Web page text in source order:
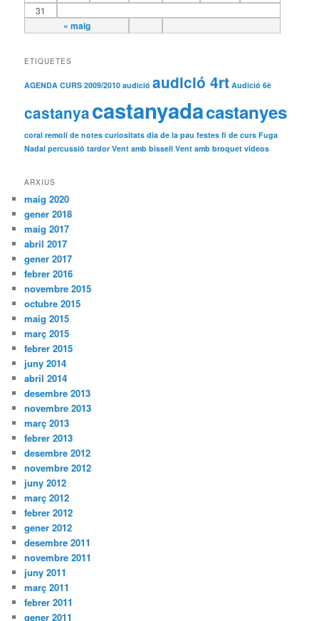
« maig
31
ETIQUETES
AGENDA CURS 2009/2010 audició audició 4rt Audició 6è
castanyacastanyadacastanyes
coral remolí de notes curiositats dia de la pau festes fi de curs Fuga
Nadal percussió tardor Vent amb bissell Vent amb broquet videos
ARXIUS
maig 2020
gener 2018
maig 2017
abril 2017
gener 2017
febrer 2016
novembre 2015
octubre 2015
maig 2015
març 2015
febrer 2015
juny 2014
abril 2014
desembre 2013
novembre 2013
març 2013
febrer 2013
desembre 2012
novembre 2012
juny 2012
març 2012
febrer 2012
gener 2012
desembre 2011
novembre 2011
juny 2011
març 2011
febrer 2011
gener 2011